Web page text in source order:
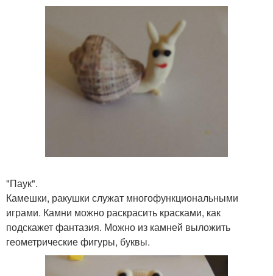
"Паук".
Камешки, ракушки служат многофункциональными
играми. Камни можно раскрасить красками, как
подскажет фантазия. Можно из камней выложить
геометрические фигуры, буквы.